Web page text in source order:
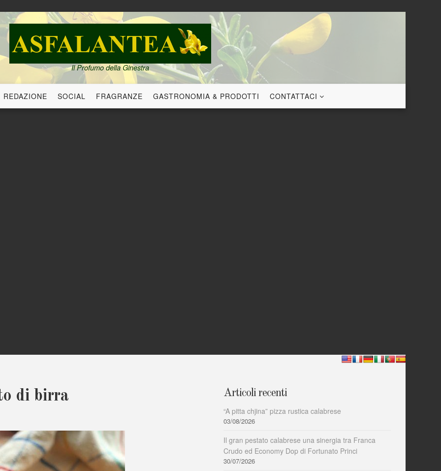
Il Profumo della Ginestra
REDAZIONE SOCIAL FRAGRANZE GASTRONOMIA & PRODOTTI CONTATTACI
di birra Articoli recenti
“A pitta chjina” pizza rustica calabrese
03/08/2026
Il gran pestato calabrese una sinergia tra Franca
Crudo ed Economy Dop di Fortunato Princi
30/07/2026